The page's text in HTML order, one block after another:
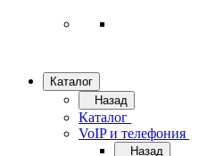
Каталог
Назад
Каталог
VoIP и телефония
Назад